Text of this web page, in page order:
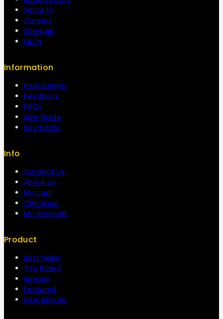
Security
Careers
Sitemap
FAQs
Information
Help Center
Feedback
FAQs
Size Guide
Payments
Info
Contact us
About us
My cart
Checkout
My account
Product
Best Seller
Top Rated
Special
Featured
New Arrivals